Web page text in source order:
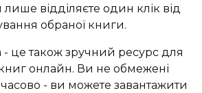
лише відділяєте один клік від
обраної книги.
- це також зручний ресурс для
онлайн. Ви не обмежені
- ви можете завантажити